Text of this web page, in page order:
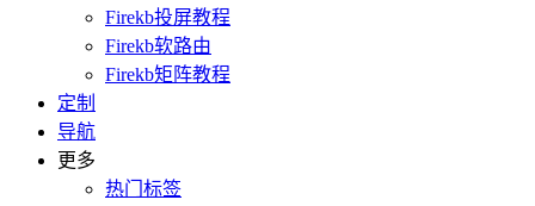
Firekb投屏教程
Firekb软路由
Firekb矩阵教程
定制
导航
更多
热门标签